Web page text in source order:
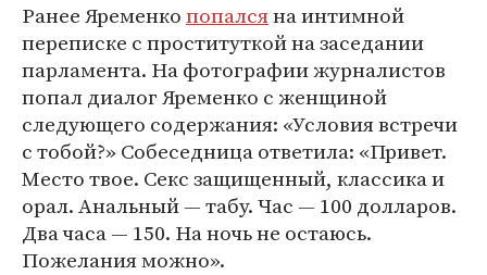
Ранее Яременкопопалсяна интимной
переписке с проституткой на заседании
парламента. На фотографии журналистов
попал диалог Яременко с женщиной
следующего содержания: «Условия встречи
с тобой?» Собеседница ответила: «Привет.
Место твое. Секс защищенный, классика и
орал. Анальный — табу. Час — 100 долларов.
Два часа — 150. На ночь не остаюсь.
Пожелания можно».